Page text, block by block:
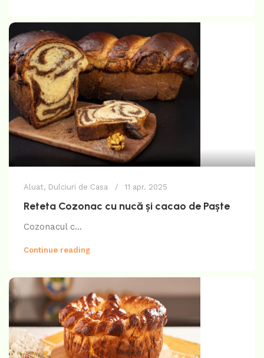
Aluat, Dulciuri de Casa 11 apr. 2025
Reteta Cozonac cu nucă și cacao de Paște
Cozonacul c...
Continue reading